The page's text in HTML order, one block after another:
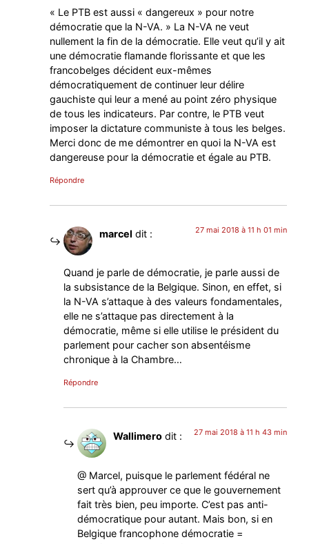
« Le PTB est aussi « dangereux » pour notre
démocratie que la N-VA. » La N-VA ne veut
nullement la fin de la démocratie. Elle veut qu’il y ait
une démocratie flamande florissante et que les
francobelges décident eux-mêmes
démocratiquement de continuer leur délire
gauchiste qui leur a mené au point zéro physique
de tous les indicateurs. Par contre, le PTB veut
imposer la dictature communiste à tous les belges.
Merci donc de me démontrer en quoi la N-VA est
dangereuse pour la démocratie et égale au PTB.
Répondre
marcel dit : 27 mai 2018 à 11 h 01 min
Quand je parle de démocratie, je parle aussi de
la subsistance de la Belgique. Sinon, en effet, si
la N-VA s’attaque à des valeurs fondamentales,
elle ne s’attaque pas directement à la
démocratie, même si elle utilise le président du
parlement pour cacher son absentéisme
chronique à la Chambre…
Répondre
Wallimero dit : 27 mai 2018 à 11 h 43 min
@ Marcel, puisque le parlement fédéral ne
sert qu’à approuver ce que le gouvernement
fait très bien, peu importe. C’est pas anti-
démocratique pour autant. Mais bon, si en
Belgique francophone démocratie =